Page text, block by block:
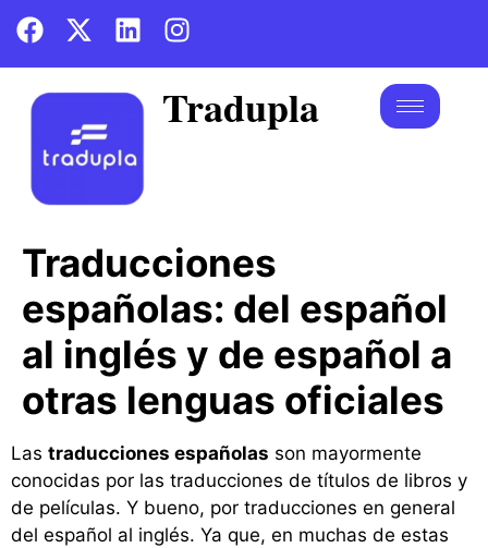
Tradupla
Traducciones
españolas: del español
al inglés y de español a
otras lenguas oficiales
Las traducciones españolas son mayormente
conocidas por las traducciones de títulos de libros y
de películas. Y bueno, por traducciones en general
del español al inglés. Ya que, en muchas de estas